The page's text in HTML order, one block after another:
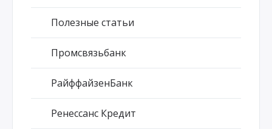
Полезные статьи
Промсвязьбанк
РайффайзенБанк
Ренессанс Кредит